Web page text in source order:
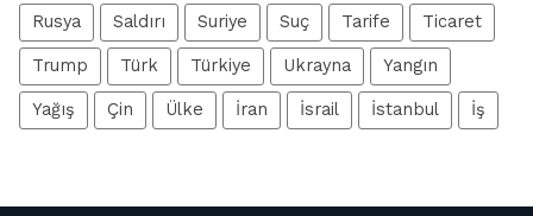
Rusya Saldırı Suriye Suç Tarife Ticaret
Trump Türk Türkiye Ukrayna Yangın
Yağış Çin Ülke İran İsrail İstanbul İş